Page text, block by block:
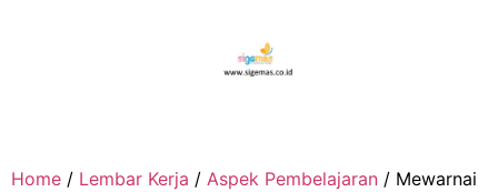
Home / Lembar Kerja / Aspek Pembelajaran / Mewarnai